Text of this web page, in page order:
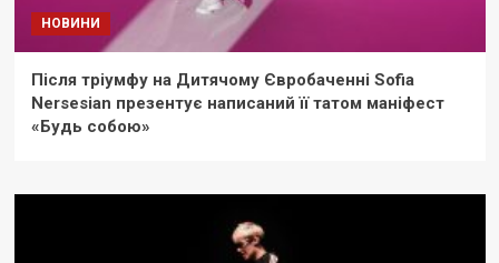
НОВИНИ
Після тріумфу на Дитячому Євробаченні Sofia
Nersesian презентує написаний її татом маніфест
«Будь собою»